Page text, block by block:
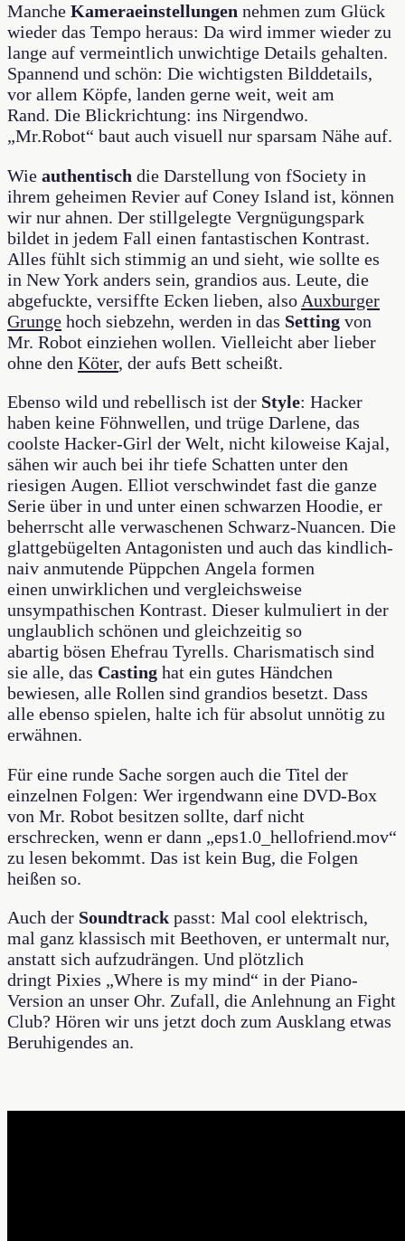
Manche Kameraeinstellungen nehmen zum Glück
wieder das Tempo heraus: Da wird immer wieder zu
lange auf vermeintlich unwichtige Details gehalten.
Spannend und schön: Die wichtigsten Bilddetails,
vor allem Köpfe, landen gerne weit, weit am
Rand. Die Blickrichtung: ins Nirgendwo.
„Mr.Robot“ baut auch visuell nur sparsam Nähe auf.
Wie authentisch die Darstellung von fSociety in
ihrem geheimen Revier auf Coney Island ist, können
wir nur ahnen. Der stillgelegte Vergnügungspark
bildet in jedem Fall einen fantastischen Kontrast.
Alles fühlt sich stimmig an und sieht, wie sollte es
in New York anders sein, grandios aus. Leute, die
abgefuckte, versiffte Ecken lieben, also Auxburger
Grunge hoch siebzehn, werden in das Setting von
Mr. Robot einziehen wollen. Vielleicht aber lieber
ohne den Köter, der aufs Bett scheißt.
Ebenso wild und rebellisch ist der Style: Hacker
haben keine Föhnwellen, und trüge Darlene, das
coolste Hacker-Girl der Welt, nicht kiloweise Kajal,
sähen wir auch bei ihr tiefe Schatten unter den
riesigen Augen. Elliot verschwindet fast die ganze
Serie über in und unter einen schwarzen Hoodie, er
beherrscht alle verwaschenen Schwarz-Nuancen. Die
glattgebügelten Antagonisten und auch das kindlich-
naiv anmutende Püppchen Angela formen
einen unwirklichen und vergleichsweise
unsympathischen Kontrast. Dieser kulmuliert in der
unglaublich schönen und gleichzeitig so
abartig bösen Ehefrau Tyrells. Charismatisch sind
sie alle, das Casting hat ein gutes Händchen
bewiesen, alle Rollen sind grandios besetzt. Dass
alle ebenso spielen, halte ich für absolut unnötig zu
erwähnen.
Für eine runde Sache sorgen auch die Titel der
einzelnen Folgen: Wer irgendwann eine DVD-Box
von Mr. Robot besitzen sollte, darf nicht
erschrecken, wenn er dann „eps1.0_hellofriend.mov“
zu lesen bekommt. Das ist kein Bug, die Folgen
heißen so.
Auch der Soundtrack passt: Mal cool elektrisch,
mal ganz klassisch mit Beethoven, er untermalt nur,
anstatt sich aufzudrängen. Und plötzlich
dringt Pixies „Where is my mind“ in der Piano-
Version an unser Ohr. Zufall, die Anlehnung an Fight
Club? Hören wir uns jetzt doch zum Ausklang etwas
Beruhigendes an.